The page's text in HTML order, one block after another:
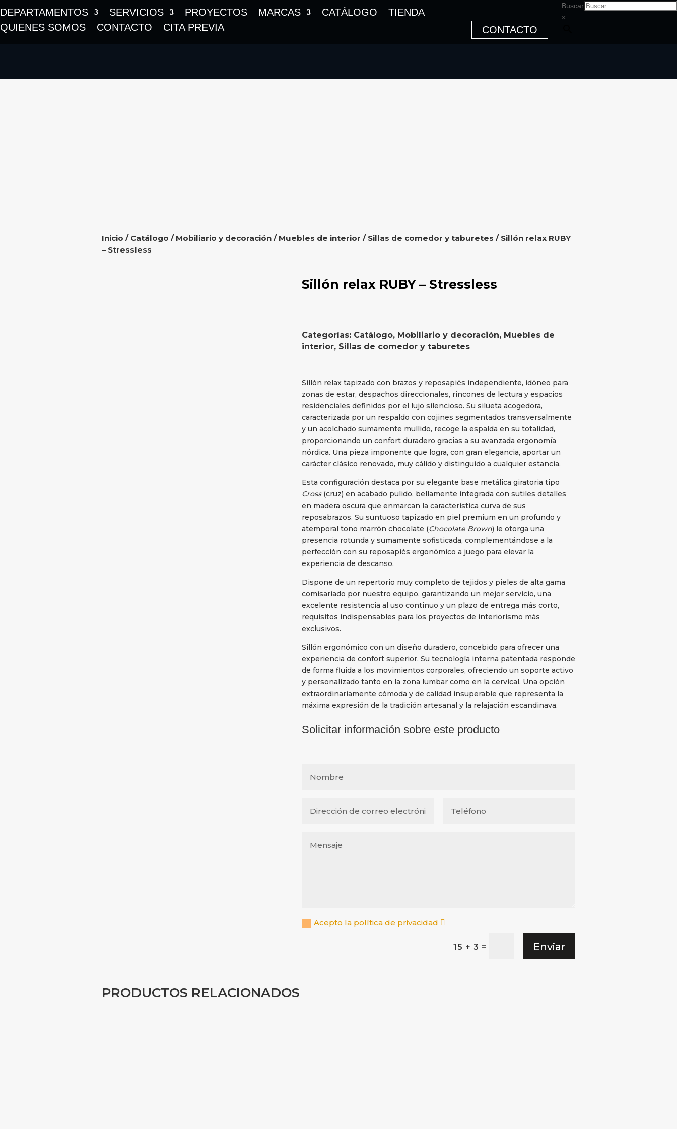
DEPARTAMENTOS SERVICIOS PROYECTOS MARCAS CATÁLOGO
TIENDA
QUIENES SOMOS
CONTACTO CITA PREVIA CONTACTO
Buscar
×
Inicio / Catálogo / Mobiliario y decoración/ Muebles de interior / Sillas de comedor y taburetes / Sillón relax RUBY
– Stressless
Sillón relax RUBY – Stressless
Categorías: Catálogo, Mobiliario y decoración, Muebles de
interior, Sillas de comedor y taburetes
Sillón relax tapizado con brazos y reposapiés independiente, idóneo para
zonas de estar, despachos direccionales, rincones de lectura y espacios
residenciales definidos por el lujo silencioso. Su silueta acogedora,
caracterizada por un respaldo con cojines segmentados transversalmente
y un acolchado sumamente mullido, recoge la espalda en su totalidad,
proporcionando un confort duradero gracias a su avanzada ergonomía
nórdica. Una pieza imponente que logra, con gran elegancia, aportar un
carácter clásico renovado, muy cálido y distinguido a cualquier estancia.
Esta configuración destaca por su elegante base metálica giratoria tipo
Cross(cruz) en acabado pulido, bellamente integrada con sutiles detalles
en madera oscura que enmarcan la característica curva de sus
reposabrazos. Su suntuoso tapizado en piel premium en un profundo y
atemporal tono marrón chocolate (Chocolate Brown) le otorga una
presencia rotunda y sumamente sofisticada, complementándose a la
perfección con su reposapiés ergonómico a juego para elevar la
experiencia de descanso.
Dispone de un repertorio muy completo de tejidos y pieles de alta gama
comisariado por nuestro equipo, garantizando un mejor servicio, una
excelente resistencia al uso continuo y un plazo de entrega más corto,
requisitos indispensables para los proyectos de interiorismo más
exclusivos.
Sillón ergonómico con un diseño duradero, concebido para ofrecer una
experiencia de confort superior. Su tecnología interna patentada responde
de forma fluida a los movimientos corporales, ofreciendo un soporte activo
y personalizado tanto en la zona lumbar como en la cervical. Una opción
extraordinariamente cómoda y de calidad insuperable que representa la
máxima expresión de la tradición artesanal y la relajación escandinava.
Solicitar información sobre este producto
Acepto la política de privacidad
15 + 3 = Enviar
PRODUCTOS RELACIONADOS